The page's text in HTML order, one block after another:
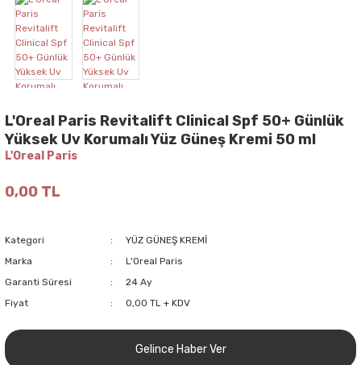
L'Oreal Paris Revitalift Clinical Spf 50+ Günlük
Yüksek Uv Korumalı Yüz Güneş Kremi 50 ml
L'Oreal Paris
0,00 TL
Kategori
YÜZ GÜNEŞ KREMİ
Marka
L'Oreal Paris
Garanti Süresi
24 Ay
Fiyat
0,00 TL + KDV
Gelince Haber Ver